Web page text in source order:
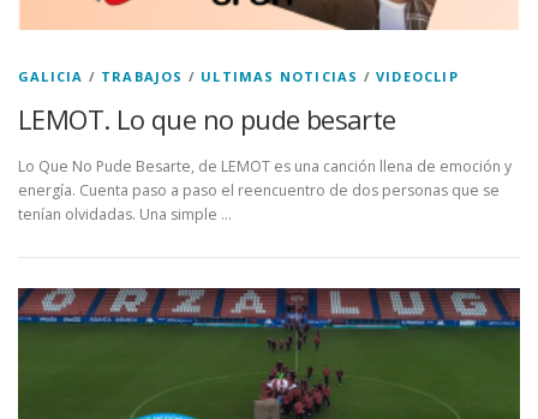
GALICIA / TRABAJOS / ULTIMAS NOTICIAS /VIDEOCLIP
LEMOT. Lo que no pude besarte
Lo Que No Pude Besarte, de LEMOT es una canción llena de emoción y
energía. Cuenta paso a paso el reencuentro de dos personas que se
tenían olvidadas. Una simple …